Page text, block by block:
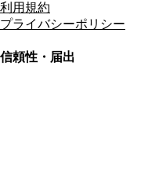
利用規約
プライバシーポリシー
信頼性・届出